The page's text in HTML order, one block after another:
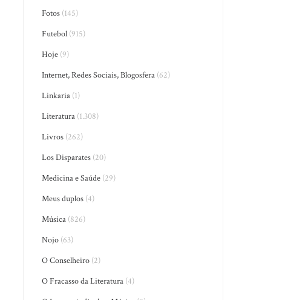
Fotos (145)
Futebol (915)
Hoje (9)
Internet, Redes Sociais, Blogosfera (62)
Linkaria (1)
Literatura (1.308)
Livros (262)
Los Disparates (20)
Medicina e Saúde (29)
Meus duplos (4)
Música (826)
Nojo (63)
O Conselheiro (2)
O Fracasso da Literatura (4)